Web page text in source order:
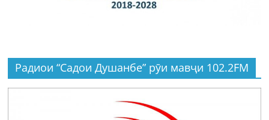
Радиои “Садои Душанбе” рӯи мавҷи 102.2FM